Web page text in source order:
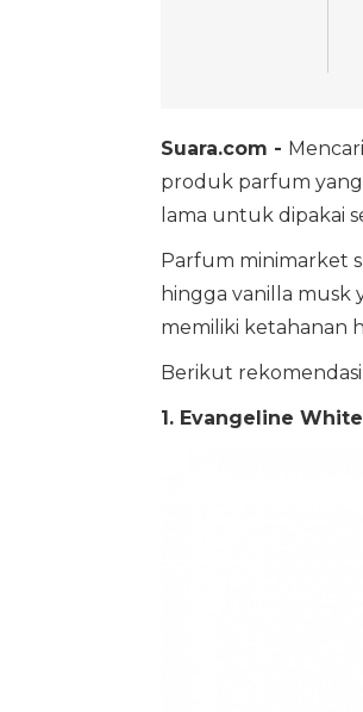
Suara.com - Mencari
produk parfum
lama untuk dipakai
Parfum minimarket
hingga vanilla musk
memiliki ketahanan
Berikut rekomendasi
1. Evangeline